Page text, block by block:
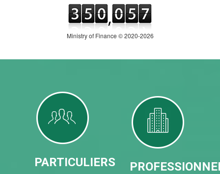
Ministry of Finance © 2020-2026
PARTICULIERS